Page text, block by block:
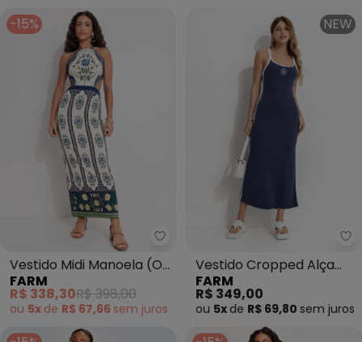
-15%
Farm - Vestido Midi Manoela
Vestido Midi Manoela (Off
White)
FARM
R$ 338,30R$ 398,00
ou 5x de R$ 67,66 sem juros
NEW
Vestido Cropped Alça
Bicolor (Azul)
FARM
R$ 349,00
ou 5x de R$ 69,80 sem juros